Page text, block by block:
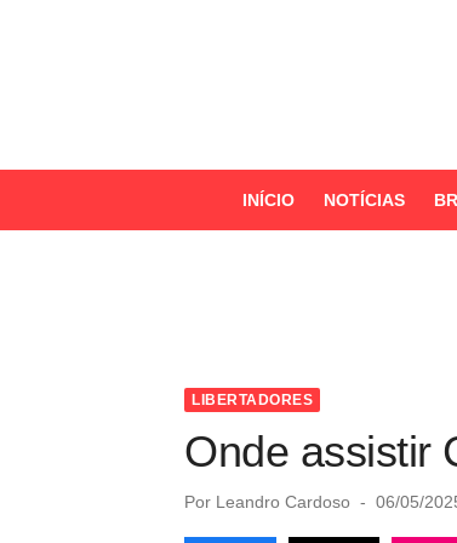
INÍCIO NOTÍCIAS
LIBERTADORES
Onde assistir
Por Leandro Cardoso
P
06/05/